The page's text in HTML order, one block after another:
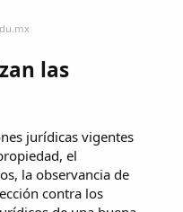
las
jurídicas vigentes
el
la observancia de
contra los